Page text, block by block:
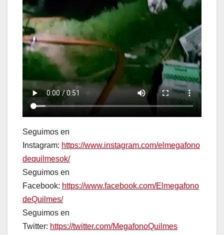
Seguimos en
Instagram: https://www.instagram.com/elmegafono
dequilmesok/
Seguimos en
Facebook: https://www.facebook.com/Elmegafono
deQuilmes/
Seguimos en
Twitter: https://twitter.com/MegafonoQuilmes